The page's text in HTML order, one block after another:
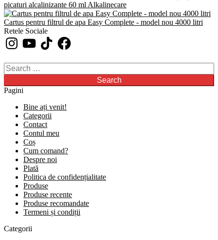
picaturi alcalinizante 60 ml Alkalinecare
Cartus pentru filtrul de apa Easy Complete - model nou 4000 litri
Retele Sociale
InstagramYouTubeTikTokFacebook
Search
for:
Pagini
Bine ați venit!
Categorii
Contact
Contul meu
Coș
Cum comand?
Despre noi
Plată
Politica de confidențialitate
Produse
Produse recente
Produse recomandate
Termeni și condiții
Categorii